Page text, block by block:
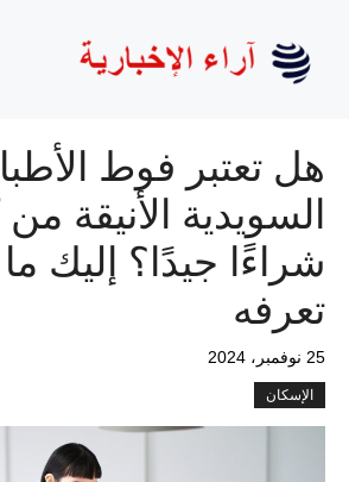
المحتوى
هل تعتبر فوط
السويدية الأنيقة
شراءًا جيدًا؟ إليك
تعرفه
25 نوفمبر، 2024
الإسكان